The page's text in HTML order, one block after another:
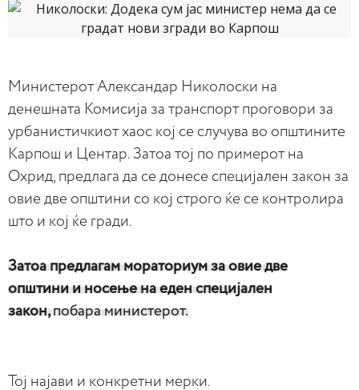
Министерот Александар Николоски на
денешната Комисија за транспорт проговори за
урбанистичкиот хаос кој се случува во општините
Карпош и Центар. Затоа тој по примерот на
Охрид, предлага да се донесе специјален закон за
овие две општини со кој строго ќе се контролира
што и кој ќе гради.
Затоа предлагам мораториум за овие две
општини и носење на еден специјален
закон,побара министерот.
Тој најави и конкретни мерки.